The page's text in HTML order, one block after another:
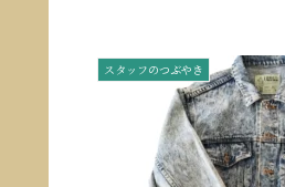
スタッフのつぶやき